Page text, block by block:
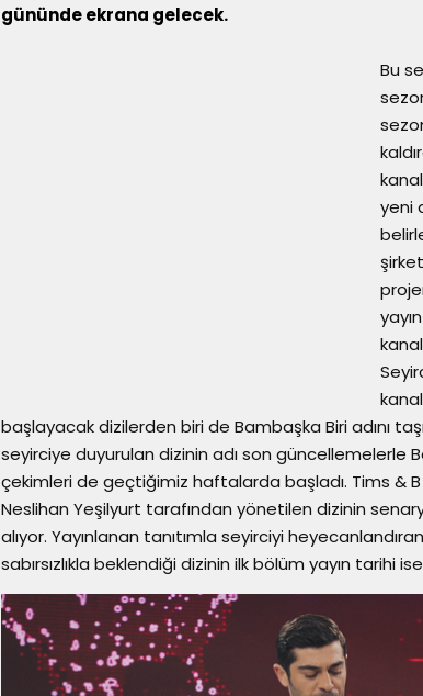
gününde ekrana gelecek.
Bu
yeni
başlayacak dizilerden biri de Bambaşka Biri adını
seyirciye duyurulan dizinin adı son güncellemelerle
çekimleri de geçtiğimiz haftalarda başladı. Tims & B
Neslihan Yeşilyurt tarafından yönetilen dizinin
alıyor. Yayınlanan tanıtımla seyirciyi
sabırsızlıkla beklendiği dizinin ilk bölüm yayın tarihi